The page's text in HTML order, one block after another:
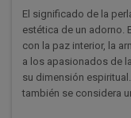
El significado de la
estética de un adorno.
con la paz interior, la
a los apasionados de
su dimensión
también se considera